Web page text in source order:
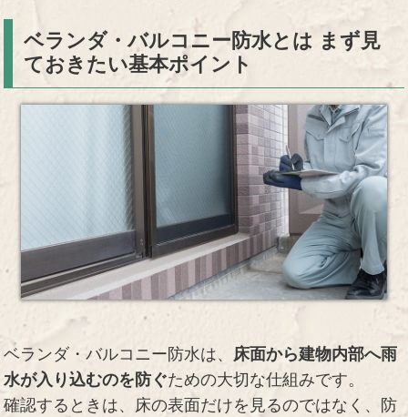
ベランダ・バルコニー防水とは まず見
ておきたい基本ポイント
ベランダ・バルコニー防水は、 床面から建物内部へ雨
水が入り込むのを防ぐための大切な仕組みです。
確認するときは、床の表面だけを見るのではなく、防